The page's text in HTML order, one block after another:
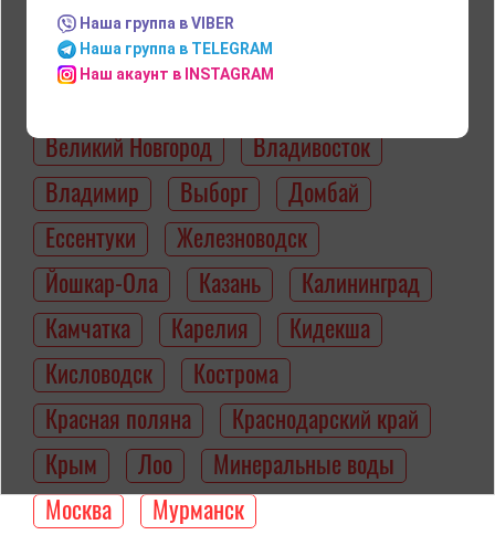
Байкал Боголюбово
Великий Новгород
Владивосток
Владимир
Выборг
Домбай
Ессентуки
Железноводск
Йошкар-Ола
Казань
Калининград
Камчатка
Карелия
Кидекша
Кисловодск
Кострома
Красная поляна
Краснодарский край
Крым
Лоо
Минеральные воды
Москва
Мурманск
Наша группа в VIBER
Наша группа в TELEGRAM
Наш акаунт в INSTAGRAM